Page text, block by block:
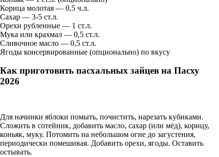
Корица молотая — 0,5 ч.л.
Сахар — 3-5 ст.л.
Орехи рубленные — 1 ст.л.
Мука или крахмал — 0,5 ст.л.
Сливочное масло — 0,5 ст.л.
Ягоды консервированные (опционально) по вкусу
Как приготовить пасхальных зайцев на Пасху
2026
Для начинки яблоки помыть, почистить, нарезать кубиками.
Сложить в сотейник, добавить масло, сахар (или мёд), корицу,
коньяк, муку. Потомить на небольшом огне до загустения,
периодически помешивая. Добавить орехи, ягоды. Оставить
остывать.